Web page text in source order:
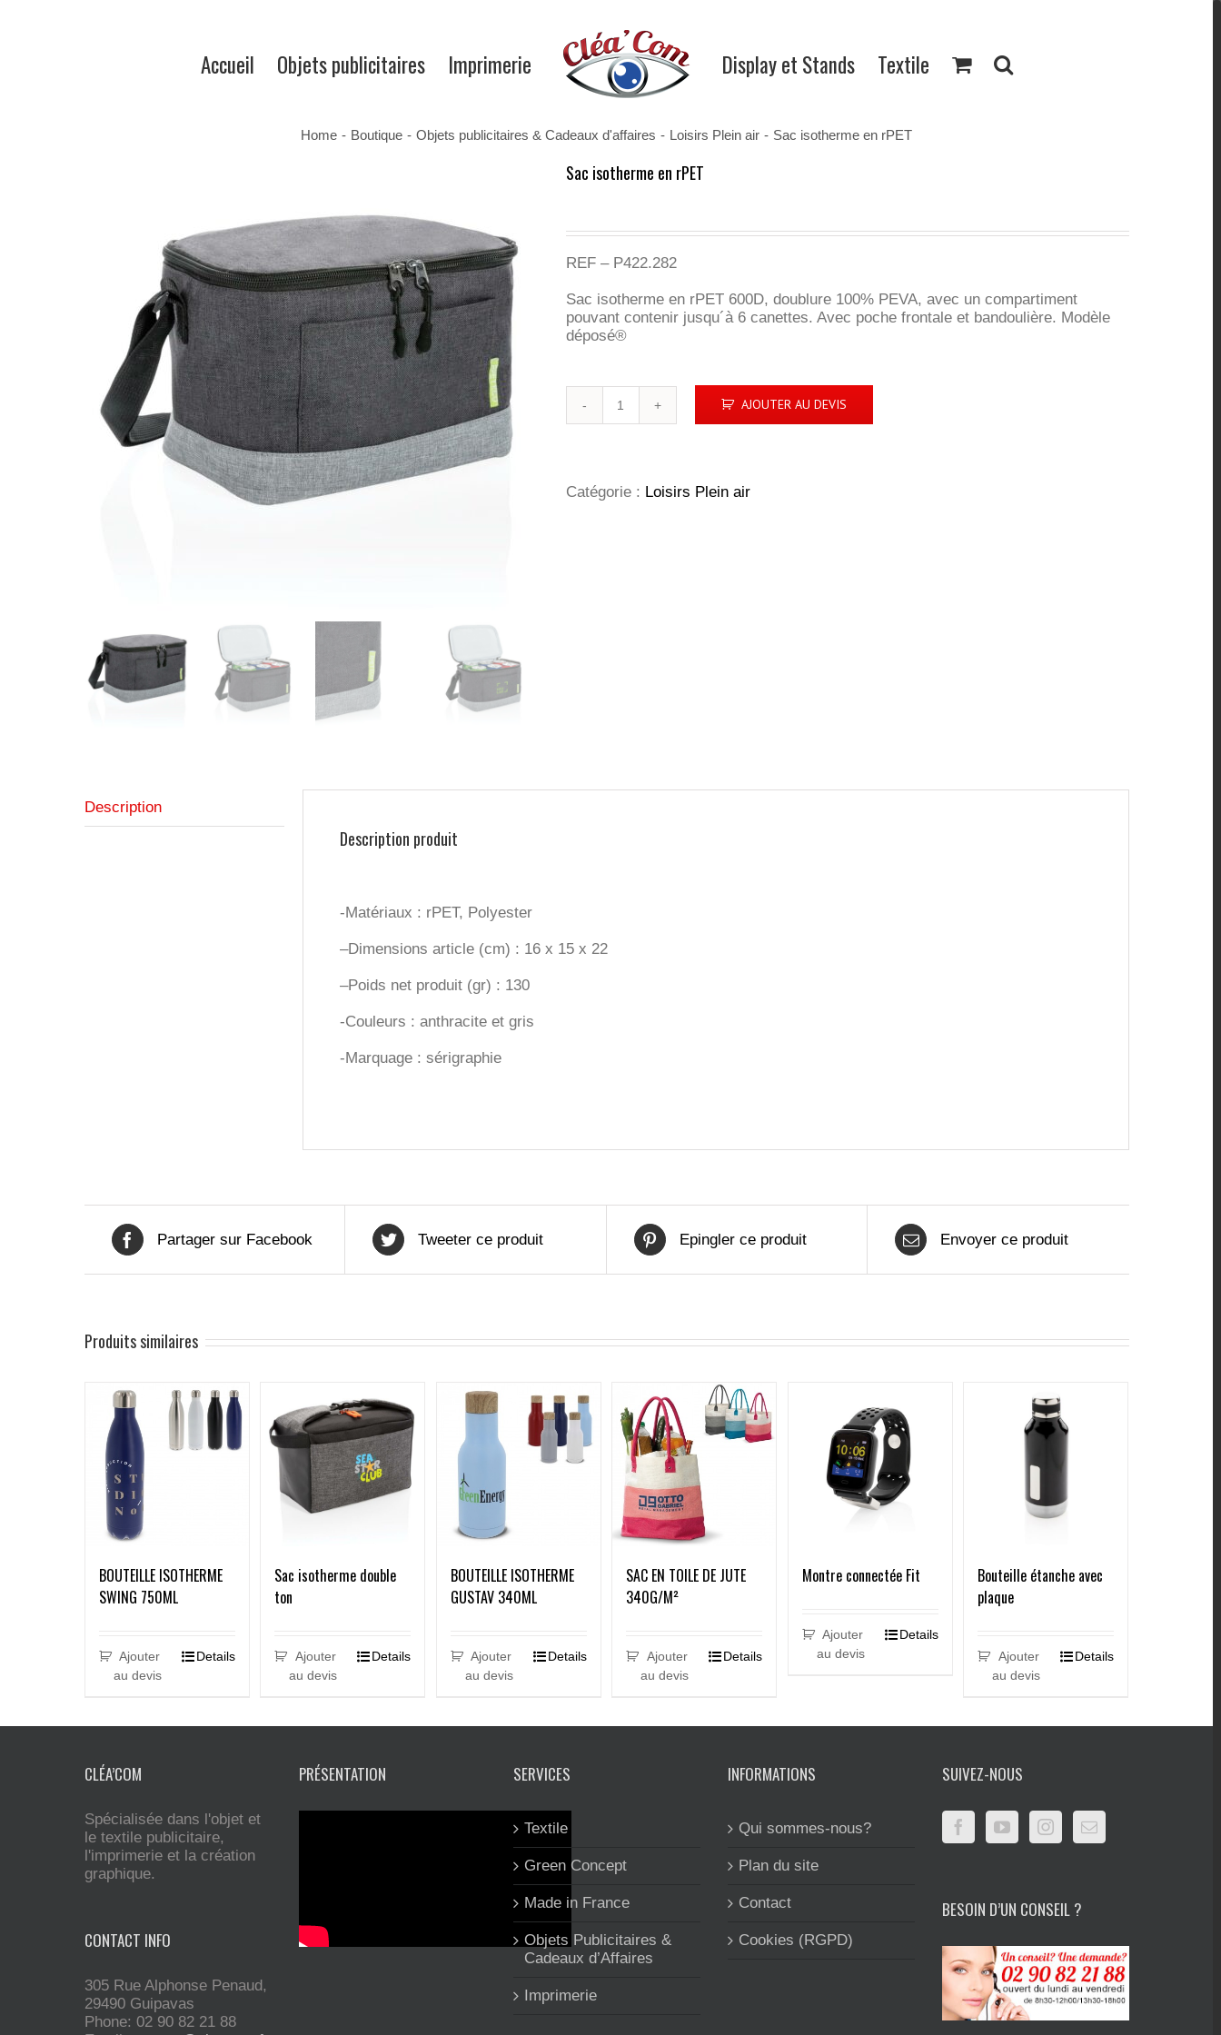
Accueil Objets publicitaires Imprimerie Display et Stands Textile
Home - Boutique - Objets publicitaires & Cadeaux d'affaires - Loisirs Plein air - Sac isotherme en rPET
Sac isotherme en rPET
REF – P422.282
Sac isotherme en rPET 600D, doublure 100% PEVA, avec un compartiment
pouvant contenir jusqu´à 6 canettes. Avec poche frontale et bandoulière. Modèle
déposé®
de
rPET
AJOUTER AU DEVIS
Catégorie : Loisirs Plein air
Description
Description produit
-Matériaux : rPET, Polyester
–Dimensions article (cm) : 16 x 15 x 22
–Poids net produit (gr) : 130
-Couleurs : anthracite et gris
-Marquage : sérigraphie
Partager sur Facebook Tweeter ce produit Epingler ce produit Envoyer ce produit
Produits similaires
BOUTEILLE ISOTHERME
SWING 750ML
Ajouter
au devis
Details
Sac isotherme double
ton
Ajouter
au devis
Details
BOUTEILLE ISOTHERME
GUSTAV 340ML
Ajouter
au devis
Details
SAC EN TOILE DE JUTE
340G/M²
Ajouter
au devis
Details
Montre connectée Fit
Ajouter
au devis
Details
Bouteille étanche avec
plaque
Ajouter
au devis
Details
CLÉA’COM
Spécialisée dans l'objet et
le textile publicitaire,
l'imprimerie et la création
graphique.
CONTACT INFO
305 Rue Alphonse Penaud,
29490 Guipavas
Phone: 02 90 82 21 88
PRÉSENTATION SERVICES
Textile
Green Concept
Made in France
Objets Publicitaires &
Cadeaux d’Affaires
Imprimerie
INFORMATIONS
Qui sommes-nous?
Plan du site
Contact
Cookies (RGPD)
SUIVEZ-NOUS
BESOIN D’UN CONSEIL ?